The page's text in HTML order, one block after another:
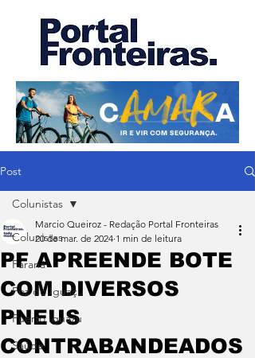
Post
Colunistas
Paraná
Foz do Iguaçu
Puerto Iguazu
Saúde
Colunistas
PF APREENDE BOTE
COM DIVERSOS
PNEUS
CONTRABANDEADOS
Marcio Queiroz - Redação Portal Fronteiras
20 de mar. de 2024 1 min de leitura